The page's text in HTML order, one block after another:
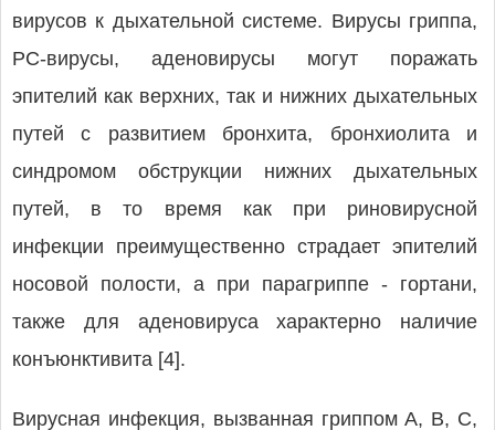
вирусов к дыхательной системе. Вирусы гриппа,
РС-вирусы, аденовирусы могут поражать
эпителий как верхних, так и нижних дыхательных
путей с развитием бронхита, бронхиолита и
синдромом обструкции нижних дыхательных
путей, в то время как при риновирусной
инфекции преимущественно страдает эпителий
носовой полости, а при парагриппе - гортани,
также для аденовируса характерно наличие
конъюнктивита [4].
Вирусная инфекция, вызванная гриппом А, В, С,